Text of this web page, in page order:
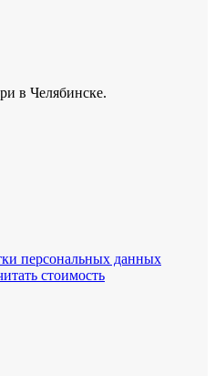
в Челябинске.
персональных данных
стоимость